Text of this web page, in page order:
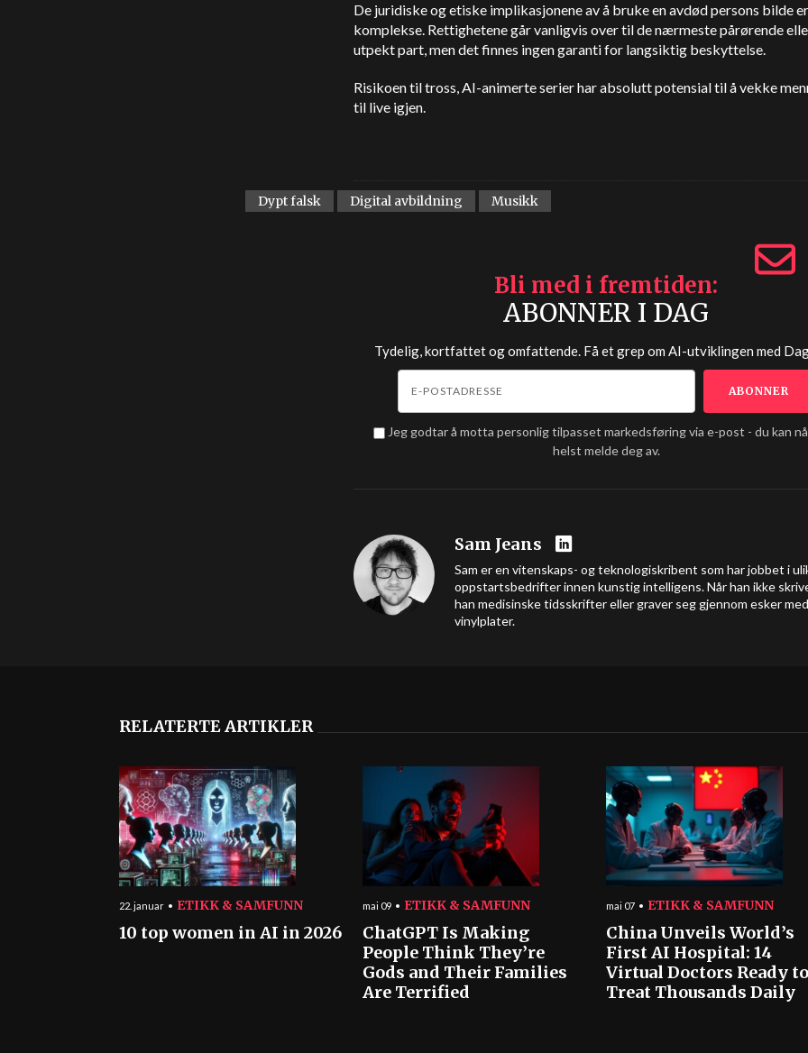
De juridiske og etiske implikasjonene av å bruke en avdød persons bilde er
komplekse. Rettighetene går vanligvis over til de nærmeste pårørende
utpekt part, men det finnes ingen garanti for langsiktig beskyttelse.
Risikoen til tross, AI-animerte serier har absolutt potensial til å vekke
til live igjen.
Dypt falsk Digital avbildning Musikk
Bli med i fremtiden
ABONNER I DAG
Tydelig, kortfattet og omfattende. Få et grep om AI-utviklingen med
Jeg godtar å motta personlig tilpasset markedsføring via e-post - du kan
helst melde deg av.
Sam Jeans
Sam er en vitenskaps- og teknologiskribent som har jobbet i
oppstartsbedrifter innen kunstig intelligens. Når han ikke
han medisinske tidsskrifter eller graver seg gjennom esker med
vinylplater.
RELATERTE ARTIKLER
22. januar ETIKK & SAMFUNN
10 top women in AI in 2026
mai 09 ETIKK & SAMFUNN
ChatGPT Is Making
People Think They’re
Gods and Their Families
Are Terrified
mai 07 ETIKK & SAMFUNN
China Unveils World’s
First AI Hospital: 14
Virtual Doctors Ready to
Treat Thousands Daily